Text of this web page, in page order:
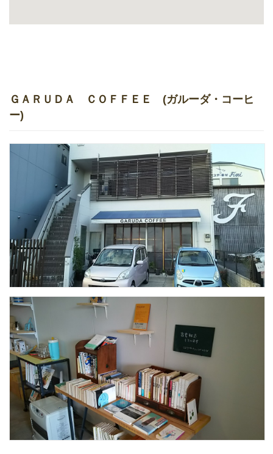
ＧＡＲＵＤＡ ＣＯＦＦＥＥ (ガルーダ・コーヒ
ー)